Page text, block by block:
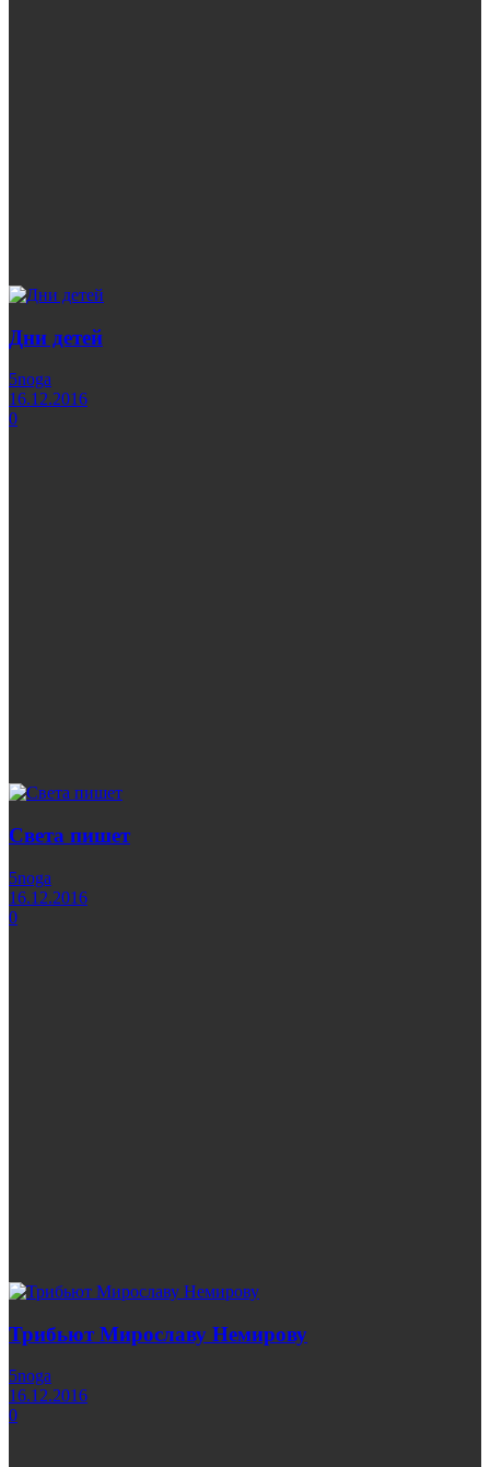
Дни детей
5noga
16.12.2016
0
Света пишет
5noga
16.12.2016
0
Трибьют Мирославу Немирову
5noga
16.12.2016
0